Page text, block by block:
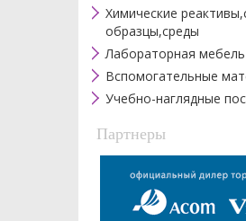
Химические
образцы,среды
Лабораторная мебель
Вспомогательные
Учебно-наглядные
Партнеры